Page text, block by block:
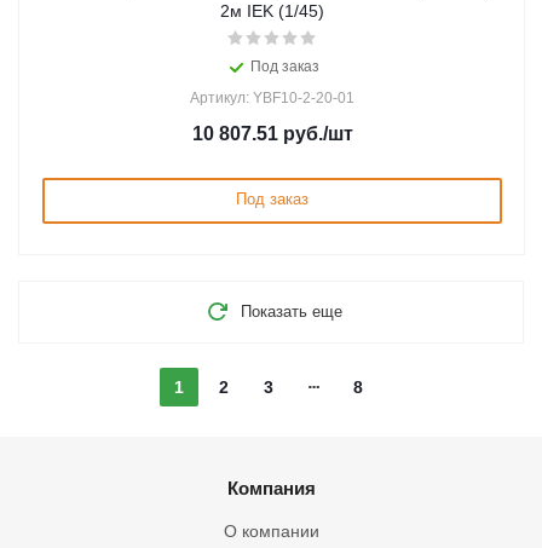
2м IEK (1/45)
Под заказ
Артикул: YBF10-2-20-01
10 807.51руб./шт
Под заказ
Показать еще
1 2 3 8
Компания
О компании